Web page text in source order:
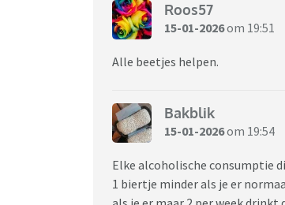
Roos57
15-01-2026om 19:51
Alle beetjes helpen.
Bakblik
15-01-2026om 19:54
Elke alcoholische consumptie
1 biertje minder als je er